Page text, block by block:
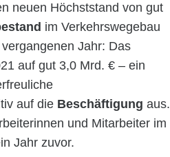
neuen Höchststand von gut
im Verkehrswegebau
Jahr: Das
auf gut 3,0 Mrd. € – ein
auf die Beschäftigung aus.
und Mitarbeiter im
Jahr zuvor.